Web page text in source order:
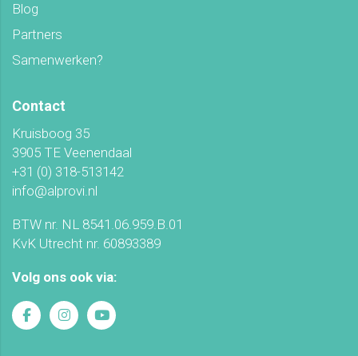
Blog
Partners
Samenwerken?
Contact
Kruisboog 35
3905 TE Veenendaal
+31 (0) 318-513142
info@alprovi.nl
BTW nr. NL 8541.06.959.B.01
KvK Utrecht nr. 60893389
Volg ons ook via: